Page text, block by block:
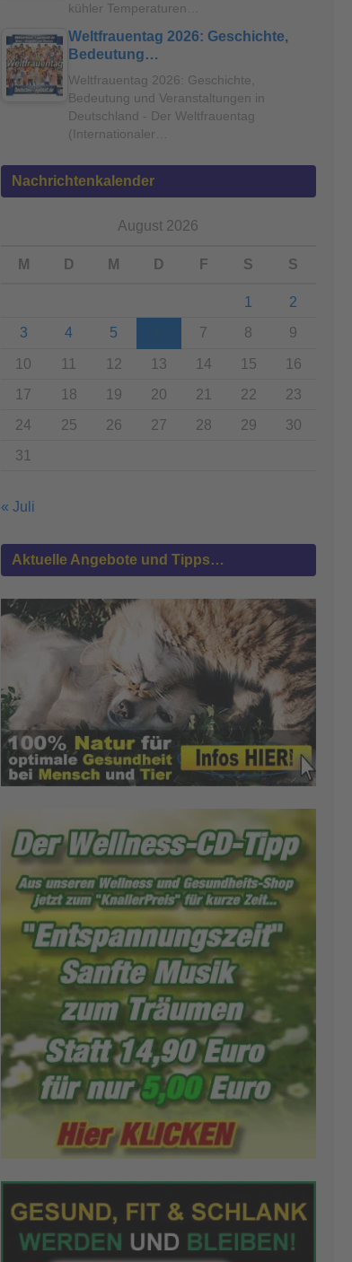
kühler Temperaturen…
Weltfrauentag 2026: Geschichte,
Bedeutung…
Weltfrauentag 2026: Geschichte,
Bedeutung und Veranstaltungen in
Deutschland - Der Weltfrauentag
(Internationaler…
Nachrichtenkalender
August 2026
M D M D F S S
1
2
3
4 5 7 8 9
10 11 12 13 14 15
16
17
18 19 20 21 22
23
24
25 26 27 28 29
30
31
« Juli
Aktuelle Angebote und Tipps…